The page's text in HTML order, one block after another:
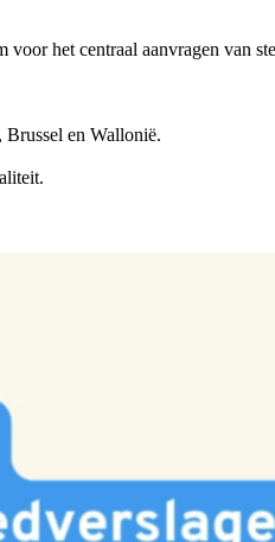
het centraal aanvragen van
Brussel en Wallonië.